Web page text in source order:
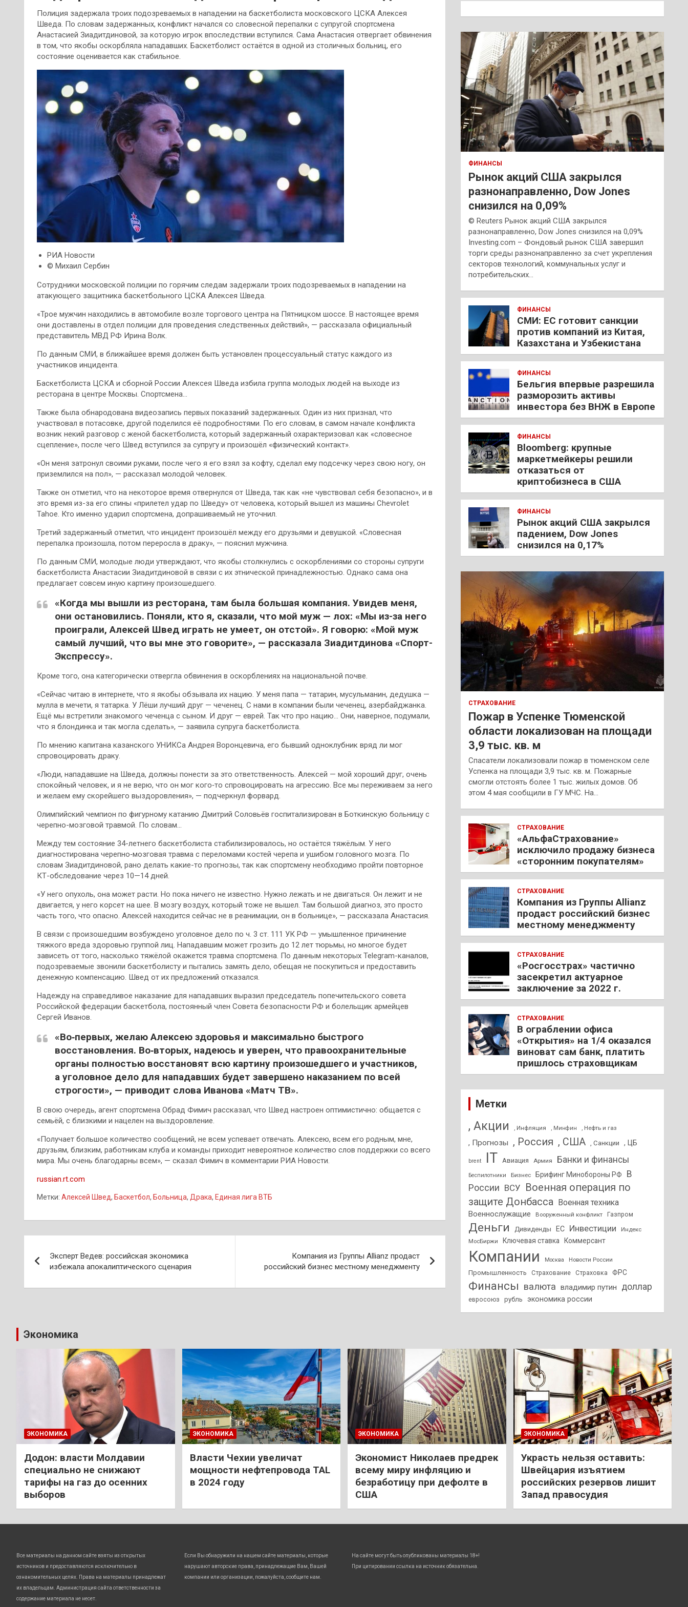
Полиция задержала троих подозреваемых в нападении на баскетболиста московского ЦСКА Алексея
Шведа. По словам задержанных, конфликт начался со словесной перепалки с супругой спортсмена
Анастасией Зиадитдиновой, за которую игрок впоследствии вступился. Сама Анастасия отвергает обвинения
в том, что якобы оскорбляла нападавших. Баскетболист остаётся в одной из столичных больниц, его
состояние оценивается как стабильное.
РИА Новости
© Михаил Сербин
Сотрудники московской полиции по горячим следам задержали троих подозреваемых в нападении на
атакующего защитника баскетбольного ЦСКА Алексея Шведа.
«Трое мужчин находились в автомобиле возле торгового центра на Пятницком шоссе. В настоящее время
они доставлены в отдел полиции для проведения следственных действий», — рассказала официальный
представитель МВД РФ Ирина Волк.
По данным СМИ, в ближайшее время должен быть установлен процессуальный статус каждого из
участников инцидента.
Баскетболиста ЦСКА и сборной России Алексея Шведа избила группа молодых людей на выходе из
ресторана в центре Москвы. Спортсмена…
Также была обнародована видеозапись первых показаний задержанных. Один из них признал, что
участвовал в потасовке, другой поделился её подробностями. По его словам, в самом начале конфликта
возник некий разговор с женой баскетболиста, который задержанный охарактеризовал как «словесное
сцепление», после чего Швед вступился за супругу и произошёл «физический контакт».
«Он меня затронул своими руками, после чего я его взял за кофту, сделал ему подсечку через свою ногу, он
приземлился на пол», — рассказал молодой человек.
Также он отметил, что на некоторое время отвернулся от Шведа, так как «не чувствовал себя безопасно», и в
это время из-за его спины «прилетел удар по Шведу» от человека, который вышел из машины Chevrolet
Tahoe. Кто именно ударил спортсмена, допрашиваемый не уточнил.
Третий задержанный отметил, что инцидент произошёл между его друзьями и девушкой. «Словесная
перепалка произошла, потом переросла в драку», — пояснил мужчина.
По данным СМИ, молодые люди утверждают, что якобы столкнулись с оскорблениями со стороны супруги
баскетболиста Анастасии Зиадитдиновой в связи с их этнической принадлежностью. Однако сама она
предлагает совсем иную картину произошедшего.
«Когда мы вышли из ресторана, там была большая компания. Увидев меня,
они остановились. Поняли, кто я, сказали, что мой муж — лох: «Мы из-за него
проиграли, Алексей Швед играть не умеет, он отстой». Я говорю: «Мой муж
самый лучший, что вы мне это говорите», — рассказала Зиадитдинова «Спорт-
Экспрессу».
Кроме того, она категорически отвергла обвинения в оскорблениях на национальной почве.
«Сейчас читаю в интернете, что я якобы обзывала их нацию. У меня папа — татарин, мусульманин, дедушка —
мулла в мечети, я татарка. У Лёши лучший друг — чеченец. С нами в компании были чеченец, азербайджанка.
Ещё мы встретили знакомого чеченца с сыном. И друг — еврей. Так что про нацию… Они, наверное, подумали,
что я блондинка и так могла сделать», — заявила супруга баскетболиста.
По мнению капитана казанского УНИКСа Андрея Воронцевича, его бывший одноклубник вряд ли мог
спровоцировать драку.
«Люди, нападавшие на Шведа, должны понести за это ответственность. Алексей — мой хороший друг, очень
спокойный человек, и я не верю, что он мог кого‑то спровоцировать на агрессию. Все мы переживаем за него
и желаем ему скорейшего выздоровления», — подчеркнул форвард.
Олимпийский чемпион по фигурному катанию Дмитрий Соловьёв госпитализирован в Боткинскую больницу с
черепно-мозговой травмой. По словам…
Между тем состояние 34-летнего баскетболиста стабилизировалось, но остаётся тяжёлым. У него
диагностирована черепно‑мозговая травма с переломами костей черепа и ушибом головного мозга. По
словам Зиадитдиновой, рано делать какие-то прогнозы, так как спортсмену необходимо пройти повторное
КТ-обследование через 10—14 дней.
«У него опухоль, она может расти. Но пока ничего не известно. Нужно лежать и не двигаться. Он лежит и не
двигается, у него корсет на шее. В мозгу воздух, который тоже не вышел. Там большой диагноз, это просто
часть того, что опасно. Алексей находится сейчас не в реанимации, он в больнице», — рассказала Анастасия.
В связи с произошедшим возбуждено уголовное дело по ч. 3 ст. 111 УК РФ — умышленное причинение
тяжкого вреда здоровью группой лиц. Нападавшим может грозить до 12 лет тюрьмы, но многое будет
зависеть от того, насколько тяжёлой окажется травма спортсмена. По данным некоторых Telegram-каналов,
подозреваемые звонили баскетболисту и пытались замять дело, обещая не поскупиться и предоставить
денежную компенсацию. Швед от их предложений отказался.
Надежду на справедливое наказание для нападавших выразил председатель попечительского совета
Российской федерации баскетбола, постоянный член Совета безопасности РФ и болельщик армейцев
Сергей Иванов.
«Во‑первых, желаю Алексею здоровья и максимально быстрого
восстановления. Во‑вторых, надеюсь и уверен, что правоохранительные
органы полностью восстановят всю картину произошедшего и участников,
а уголовное дело для нападавших будет завершено наказанием по всей
строгости», — приводит слова Иванова «Матч ТВ».
В свою очередь, агент спортсмена Обрад Фимич рассказал, что Швед настроен оптимистично: общается с
семьёй, с близкими и нацелен на выздоровление.
«Получает большое количество сообщений, не всем успевает отвечать. Алексею, всем его родным, мне,
друзьям, близким, работникам клуба и команды приходит невероятное количество слов поддержки со всего
мира. Мы очень благодарны всем», — сказал Фимич в комментарии РИА Новости.
russian.rt.com
Метки: Алексей Швед, Баскетбол, Больница, Драка, Единая лига ВТБ
по
записям
Эксперт Ведев: российская экономика
избежала апокалиптического сценария
Компания из Группы Allianz продаст
российский бизнес местному менеджменту
к
ФИНАНСЫ
Рынок акций США закрылся
разнонаправленно, Dow Jones
снизился на 0,09%
© Reuters Рынок акций США закрылся
разнонаправленно, Dow Jones снизился на 0,09%
Investing.com – Фондовый рынок США завершил
торги среды разнонаправленно за счет укрепления
секторов технологий, коммунальных услуг и
потребительских…
ФИНАНСЫ
СМИ: ЕС готовит санкции
против компаний из Китая,
Казахстана и Узбекистана
ФИНАНСЫ
Бельгия впервые разрешила
разморозить активы
инвестора без ВНЖ в Европе
ФИНАНСЫ
Bloomberg: крупные
маркетмейкеры решили
отказаться от
криптобизнеса в США
ФИНАНСЫ
Рынок акций США закрылся
падением, Dow Jones
снизился на 0,17%
СТРАХОВАНИЕ
Пожар в Успенке Тюменской
области локализован на площади
3,9 тыс. кв. м
Спасатели локализовали пожар в тюменском селе
Успенка на площади 3,9 тыс. кв. м. Пожарные
смогли отстоять более 1 тыс. жилых домов. Об
этом 4 мая сообщили в ГУ МЧС. На…
СТРАХОВАНИЕ
«АльфаСтрахование»
исключило продажу бизнеса
«сторонним покупателям»
СТРАХОВАНИЕ
Компания из Группы Allianz
продаст российский бизнес
местному менеджменту
СТРАХОВАНИЕ
«Росгосстрах» частично
засекретил актуарное
заключение за 2022 г.
СТРАХОВАНИЕ
В ограблении офиса
«Открытия» на 1/4 оказался
виноват сам банк, платить
пришлось страховщикам
Метки
, Акции , Инфляция , Минфин , Нефть и газ
, Прогнозы , Россия , США , Санкции , ЦБ
brent IT Авиация Армия Банки и финансы
Беспилотники Бизнес Брифинг Минобороны РФ
В
России ВСУ Военная операция по
защите Донбасса Военная техника
Военнослужащие Вооруженный конфликт Газпром
Деньги Дивиденды ЕС Инвестиции
Индекс
МосБиржи
Ключевая ставка Коммерсант
Компании Москва Новости России
Промышленность Страхование Страховка ФРС
Финансы валюта владимир путин доллар
евросоюз рубль экономика россии
Экономика
ЭКОНОМИКА
Додон: власти Молдавии
специально не снижают
тарифы на газ до осенних
выборов
ЭКОНОМИКА
Власти Чехии увеличат
мощности нефтепровода TAL
в 2024 году
ЭКОНОМИКА
Экономист Николаев предрек
всему миру инфляцию и
безработицу при дефолте в
США
ЭКОНОМИКА
Украсть нельзя оставить:
Швейцария изъятием
российских резервов лишит
Запад правосудия
Все материалы на данном сайте взяты из открытых
источников и предоставляются исключительно в
ознакомительных целях. Права на материалы принадлежат
их владельцам. Администрация сайта ответственности за
содержание материала не несет.
Если Вы обнаружили на нашем сайте материалы, которые
нарушают авторские права, принадлежащие Вам, Вашей
компании или организации, пожалуйста, сообщите нам.
На сайте могут быть опубликованы материалы 18+!
При цитировании ссылка на источник обязательна.